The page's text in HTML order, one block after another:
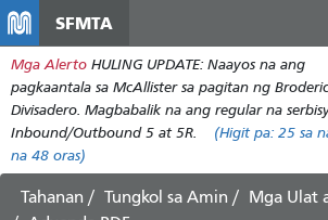
nilalaman
SFMTA
Mga Alerto HULING UPDATE: Naayos na ang
pagkaantala sa McAllister sa pagitan ng
Divisadero. Magbabalik na ang regular na
Inbound/Outbound 5 at 5R.
(Higit pa: 25 sa
na 48 oras)
Tahanan Tungkol sa Amin
Mga Ulat